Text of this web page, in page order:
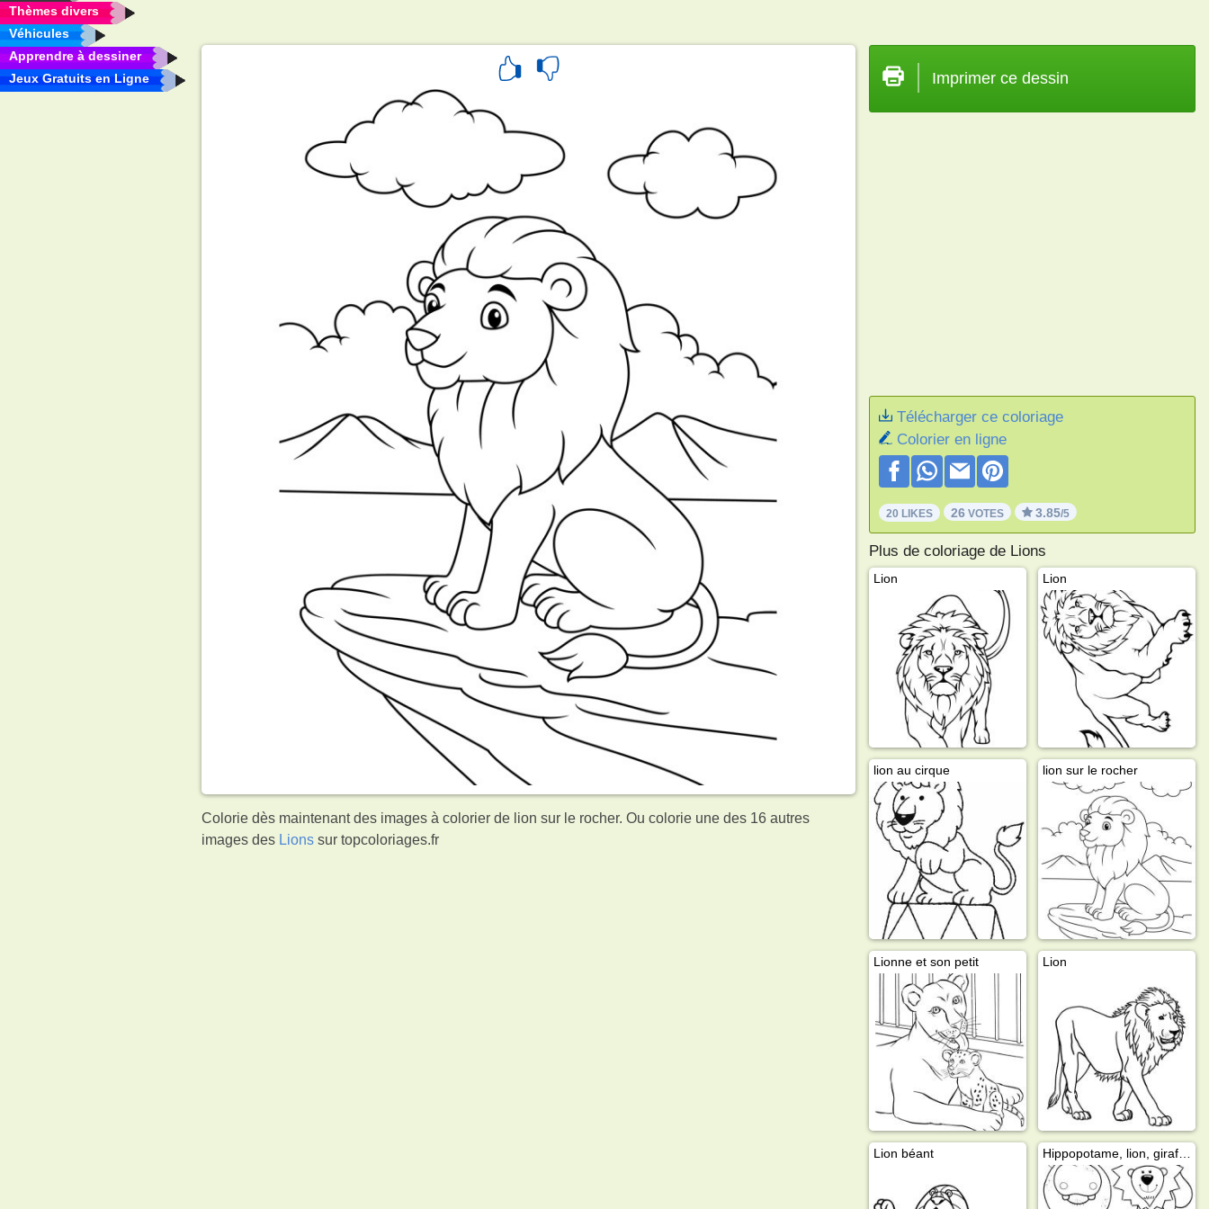
Thèmes divers
Véhicules
Apprendre à dessiner
Jeux Gratuits en Ligne
Colorie dès maintenant des images à colorier de lion sur le rocher. Ou colorie une des 16 autres
images des Lions sur topcoloriages.fr
Imprimer ce dessin
Télécharger ce coloriage
Colorier en ligne
20 LIKES 26VOTES 3.85/5
Plus de coloriage de Lions
Lion Lion
lion au cirque lion sur le rocher
Lionne et son petit Lion
Lion béant Hippopotame, lion, girafe et singe